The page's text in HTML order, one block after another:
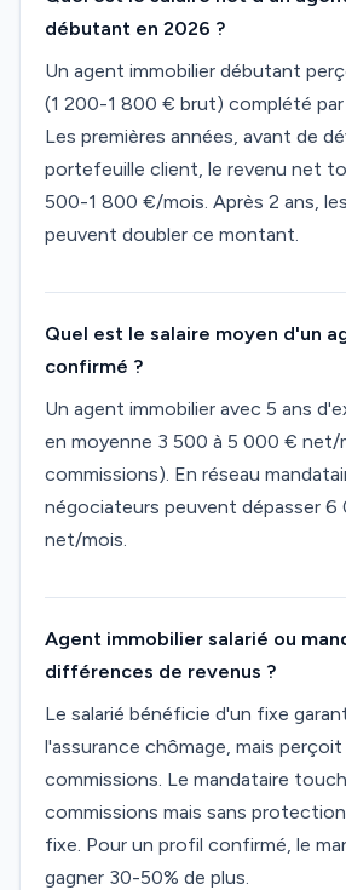
débutant en 2026 ?
Un agent immobilier débutant
(1 200-1 800 € brut) complété par
Les premières années, avant de
portefeuille client, le revenu net
500-1 800 €/mois. Après 2 ans,
peuvent doubler ce montant.
Quel est le salaire moyen d'un
confirmé ?
Un agent immobilier avec 5 ans
en moyenne 3 500 à 5 000 € net/
commissions). En réseau
négociateurs peuvent dépasser
net/mois.
Agent immobilier salarié ou
différences de revenus ?
Le salarié bénéficie d'un fixe
l'assurance chômage, mais
commissions. Le mandataire
commissions mais sans
fixe. Pour un profil confirmé, le
gagner 30-50% de plus.